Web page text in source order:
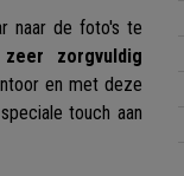
naar de foto's te
zorgvuldig
en met deze
touch aan